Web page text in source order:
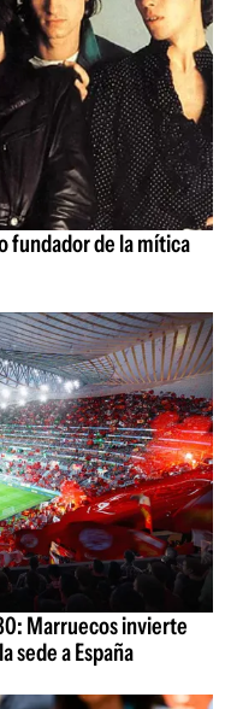
fundador de la mítica
Marruecos invierte
sede a España